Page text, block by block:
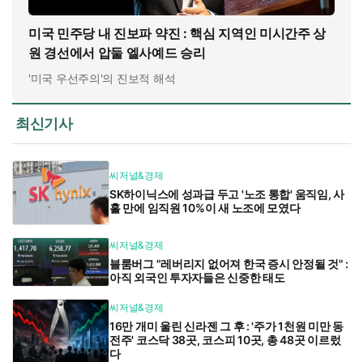
미국 민주당 내 진보파 약진 : 핵심 지역인 미시간주 상
원 경선에서 압둘 엘사예드 승리
'미국 우선주의'의 진보적 해석
최신기사
씨저널&경제
SK하이닉스에 성과급 두고 '노조 통합' 움직임, 사
흘 만에 임직원 10%이 새 노조에 모였다
씨저널&경제
블룸버그 "레버리지 없어져 한국 증시 안정될 것" :
아직 외국인 투자자들은 신중한 태도
씨저널&경제
16만 개미 울린 신라젠 그 후 : '주가 1천원 미만 동
전주' 코스닥 38곳, 코스피 10곳, 총 48곳 이르렀
다